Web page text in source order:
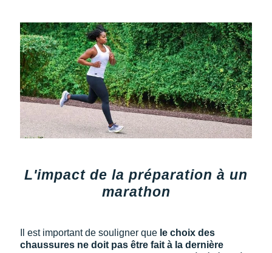
L'impact de la préparation à un
marathon
Il est important de souligner que le choix des
chaussures ne doit pas être fait à la dernière